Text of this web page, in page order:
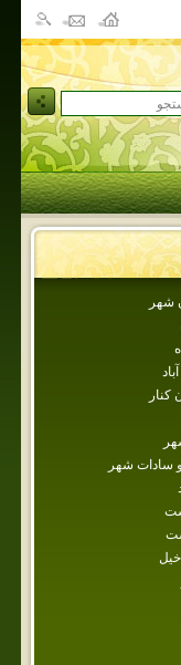
شهر
كنار
و سادات شهر